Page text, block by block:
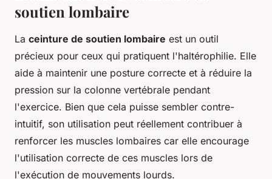
soutien lombaire
La ceinture de soutien lombaire est un outil
précieux pour ceux qui pratiquent l'haltérophilie. Elle
aide à maintenir une posture correcte et à réduire la
pression sur la colonne vertébrale pendant
l'exercice. Bien que cela puisse sembler contre-
intuitif, son utilisation peut réellement contribuer à
renforcer les muscles lombaires car elle encourage
l'utilisation correcte de ces muscles lors de
l'exécution de mouvements lourds.